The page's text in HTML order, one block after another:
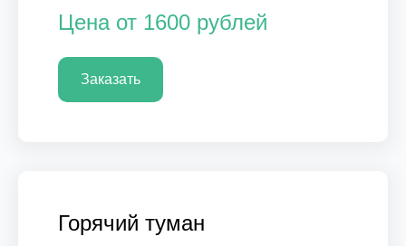
Цена от 1600 рублей
Заказать
Горячий туман